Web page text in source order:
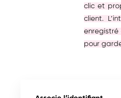
clic et
client.
enregistré
pour